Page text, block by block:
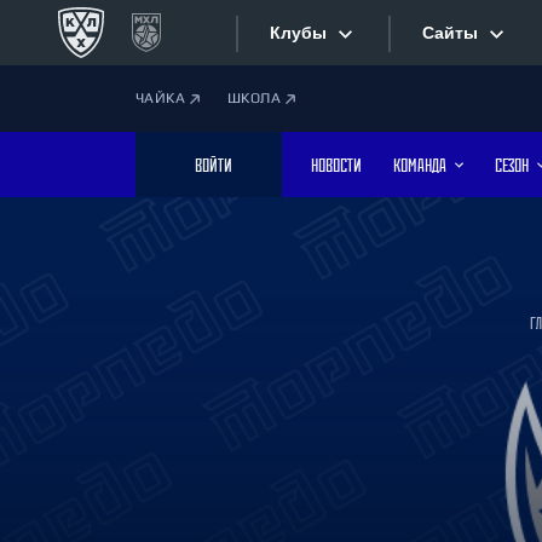
Клубы
Дивизион Боброва
Лада
Сайты
Фотобанк
ЧАЙКА ШКОЛА
ВОЙТИ НОВОСТИ КОМАНДА СЕЗОН